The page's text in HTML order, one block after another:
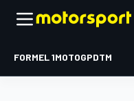
FORMEL 1MOTOGPDTM